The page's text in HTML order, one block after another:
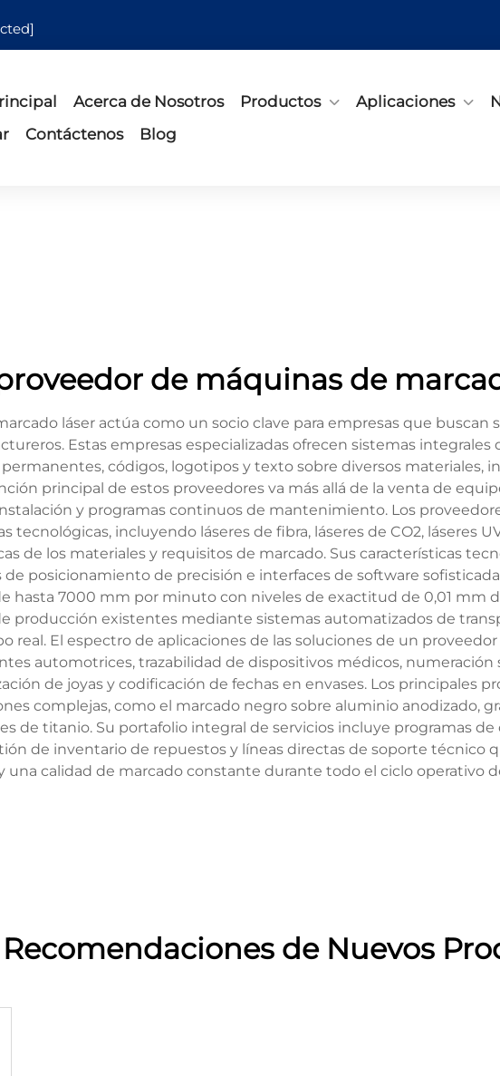
Acerca de Nosotros Productos Aplicaciones
Contáctenos Blog
de máquinas de
láser actúa como un socio clave para empresas que buscan
Estas empresas especializadas ofrecen sistemas
códigos, logotipos y texto sobre diversos materiales,
principal de estos proveedores va más allá de la venta de
y programas continuos de mantenimiento. Los
incluyendo láseres de fibra, láseres de CO2, láseres
de los materiales y requisitos de marcado. Sus características
posicionamiento de precisión e interfaces de software
hasta 7000 mm por minuto con niveles de exactitud de 0,01 mm
producción existentes mediante sistemas automatizados de
real. El espectro de aplicaciones de las soluciones de un
automotrices, trazabilidad de dispositivos médicos, numeración
de joyas y codificación de fechas en envases. Los principales
complejas, como el marcado negro sobre aluminio anodizado,
de titanio. Su portafolio integral de servicios incluye programas
de inventario de repuestos y líneas directas de soporte técnico
una calidad de marcado constante durante todo el ciclo operativo
Recomendaciones de Nuevos